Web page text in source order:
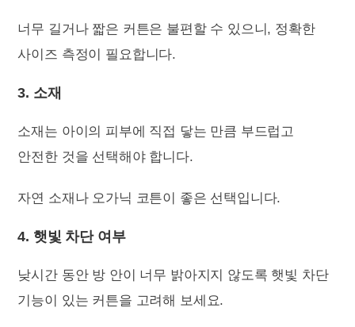
너무 길거나 짧은 커튼은 불편할 수 있으니, 정확한
사이즈 측정이 필요합니다.
3. 소재
소재는 아이의 피부에 직접 닿는 만큼 부드럽고
안전한 것을 선택해야 합니다.
자연 소재나 오가닉 코튼이 좋은 선택입니다.
4. 햇빛 차단 여부
낮시간 동안 방 안이 너무 밝아지지 않도록 햇빛 차단
기능이 있는 커튼을 고려해 보세요.